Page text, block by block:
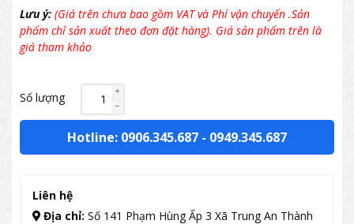
Lưu ý: (Giá trên chưa bao gồm VAT và Phí vận chuyển .Sản
phẩm chỉ sản xuất theo đơn đặt hàng). Giá sản phẩm trên là
giá tham khảo
Số lượng
Hotline: 0906.345.687 - 0949.345.687
Liên hệ
Địa chỉ: Số 141 Phạm Hùng Ấp 3 Xã Trung An Thành